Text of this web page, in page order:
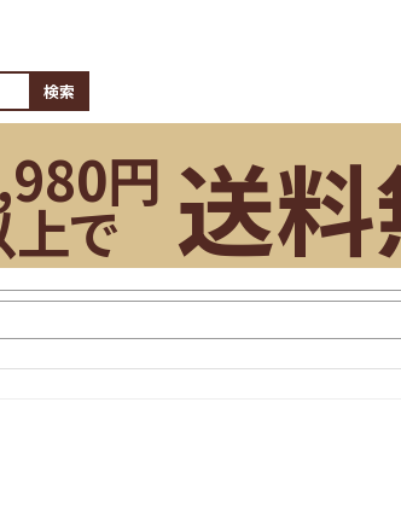
検索
円
上で 送